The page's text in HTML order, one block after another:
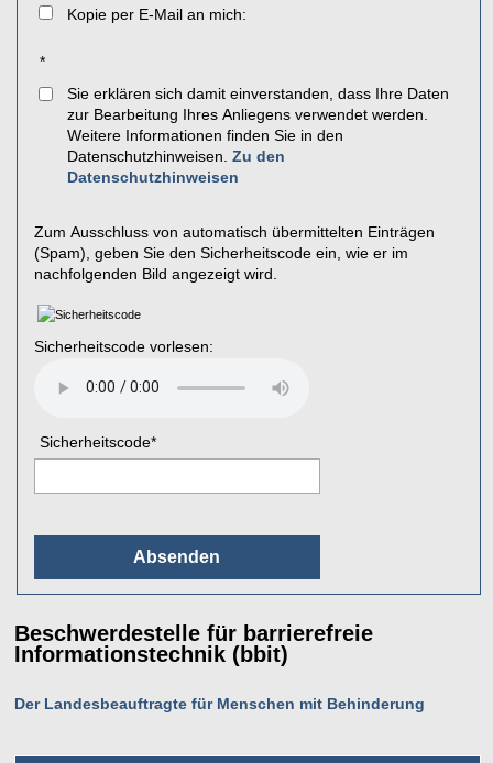
Kopie per E-Mail an mich:
*
Sie erklären sich damit einverstanden, dass Ihre Daten
zur Bearbeitung Ihres Anliegens verwendet werden.
Weitere Informationen finden Sie in den
Datenschutzhinweisen. Zu den
Datenschutzhinweisen
Zum Ausschluss von automatisch übermittelten Einträgen
(Spam), geben Sie den Sicherheitscode ein, wie er im
nachfolgenden Bild angezeigt wird.
Sicherheitscode vorlesen:
Sicherheitscode*
Beschwerdestelle für barrierefreie
Informationstechnik (bbit)
Der Landesbeauftragte für Menschen mit Behinderung